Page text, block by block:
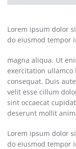
Lorem ipsum dolor
do eiusmod tempor
magna aliqua. Ut
exercitation ullamco
consequat. Duis
velit esse cillum
sint occaecat
deserunt mollit
Lorem ipsum dolor
do eiusmod tempor